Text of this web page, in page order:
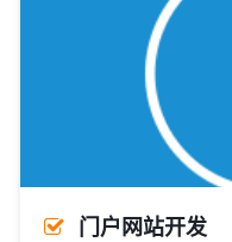
门户网站开发